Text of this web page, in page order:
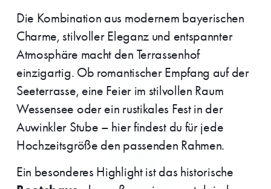
Die Kombination aus modernem bayerischen
Charme, stilvoller Eleganz und entspannter
Atmosphäre macht den Terrassenhof
einzigartig. Ob romantischer Empfang auf der
Seeterrasse, eine Feier im stilvollen Raum
Wessensee oder ein rustikales Fest in der
Auwinkler Stube – hier findest du für jede
Hochzeitsgröße den passenden Rahmen.
Ein besonderes Highlight ist das historische